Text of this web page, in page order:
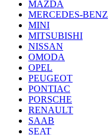
MAZDA
MERCEDES-BENZ
MINI
MITSUBISHI
NISSAN
OMODA
OPEL
PEUGEOT
PONTIAC
PORSCHE
RENAULT
SAAB
SEAT